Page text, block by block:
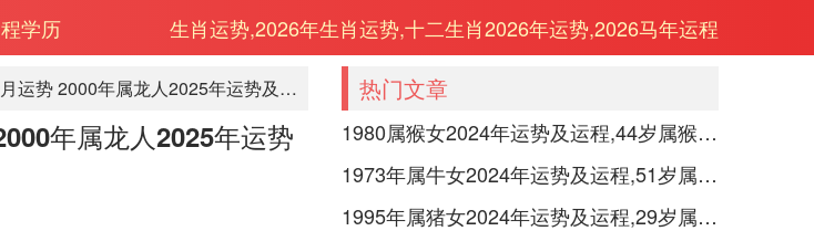
学历 生肖运势,2026年生肖运势,十二生肖2026年运势,2026马年运程
2000年属龙人2025年农历十月运势 2000年属龙人2025年运势及运程学历
年属龙人2025年运势
热门文章
1980属猴女2024年运势及运程,44岁属猴人2024全年每月运势女性如何
1973年属牛女2024年运势及运程,51岁属牛人2024全年每月运势女性如何
1995年属猪女2024年运势及运程,29岁属猪人2024全年每月运势女性如何